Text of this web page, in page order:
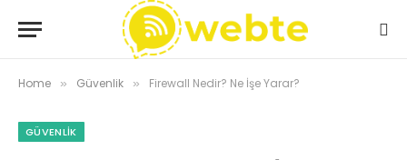
Home » Güvenlik » Firewall Nedir? Ne İşe Yarar?
GÜVENLIK